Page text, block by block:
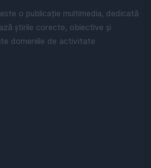
o publicație multimedia, dedicată
știrile corecte, obiective și
domeniile de activitate